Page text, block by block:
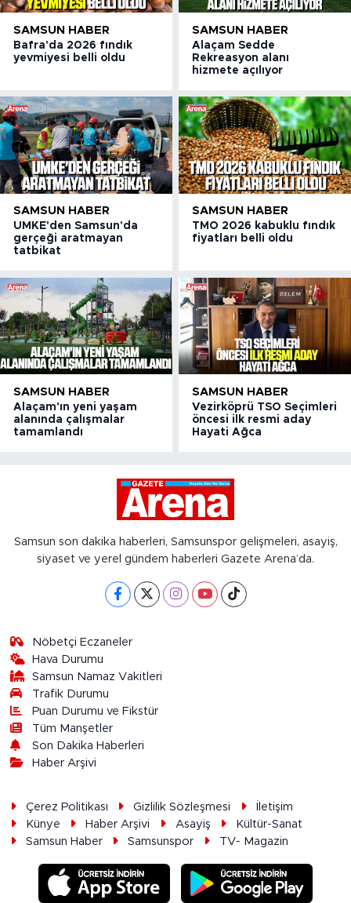
SAMSUN HABER
Bafra'da 2026 fındık
yevmiyesi belli oldu
SAMSUN HABER
Alaçam Sedde
Rekreasyon alanı
hizmete açılıyor
SAMSUN HABER
UMKE'den Samsun'da
gerçeği aratmayan
tatbikat
SAMSUN HABER
TMO 2026 kabuklu fındık
fiyatları belli oldu
SAMSUN HABER
Alaçam'ın yeni yaşam
alanında çalışmalar
tamamlandı
SAMSUN HABER
Vezirköprü TSO Seçimleri
öncesi ilk resmi aday
Hayati Ağca
Samsun son dakika haberleri, Samsunspor gelişmeleri, asayiş,
siyaset ve yerel gündem haberleri Gazete Arena’da.
Nöbetçi Eczaneler
Hava Durumu
Samsun Namaz Vakitleri
Trafik Durumu
Puan Durumu ve Fikstür
Tüm Manşetler
Son Dakika Haberleri
Haber Arşivi
Çerez Politikası Gizlilik Sözleşmesi
İletişim
Künye
Haber Arşivi Asayiş
Kültür-Sanat
Samsun Haber
Samsunspor TV- Magazin